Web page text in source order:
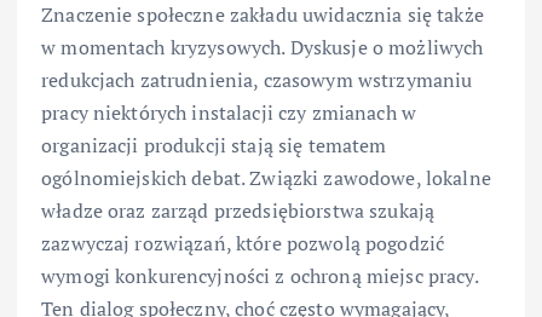
Znaczenie społeczne zakładu uwidacznia się także
w momentach kryzysowych. Dyskusje o możliwych
redukcjach zatrudnienia, czasowym wstrzymaniu
pracy niektórych instalacji czy zmianach w
organizacji produkcji stają się tematem
ogólnomiejskich debat. Związki zawodowe, lokalne
władze oraz zarząd przedsiębiorstwa szukają
zazwyczaj rozwiązań, które pozwolą pogodzić
wymogi konkurencyjności z ochroną miejsc pracy.
Ten dialog społeczny, choć często wymagający,